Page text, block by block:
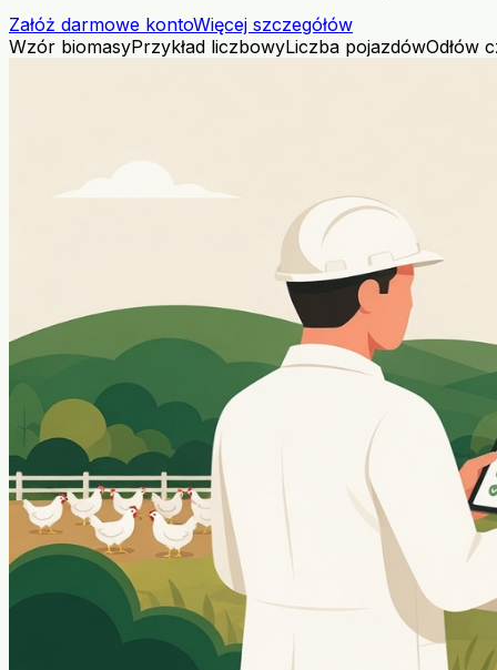
Załóż darmowe kontoWięcej szczegółów
Wzór biomasyPrzykład liczbowyLiczba pojazdówOdłów